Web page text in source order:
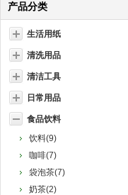
产品分类
生活用纸
清洗用品
清洁工具
日常用品
食品饮料
饮料(9)
咖啡(7)
袋泡茶(7)
奶茶(2)